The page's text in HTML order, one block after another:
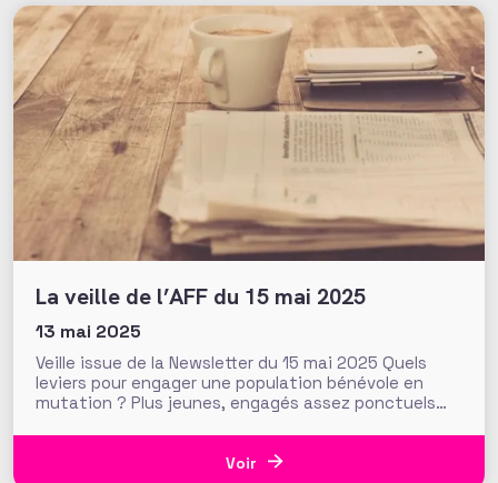
La veille de l’AFF du 15 mai 2025
13 mai 2025
Veille issue de la Newsletter du 15 mai 2025 Quels
leviers pour engager une population bénévole en
mutation ? Plus jeunes, engagés assez ponctuels
résumé les mutations des profils des bénévoles
français selon la 6ème édition du Baromètre du
Voir